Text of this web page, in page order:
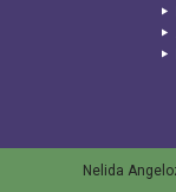
Nelida